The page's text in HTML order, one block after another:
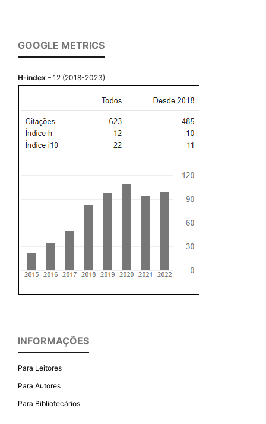
GOOGLE METRICS
H-index – 12 (2018-2023)
INFORMAÇÕES
Para Leitores
Para Autores
Para Bibliotecários